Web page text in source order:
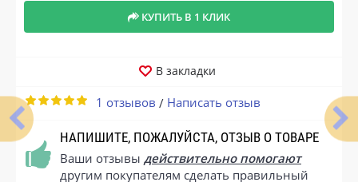
КУПИТЬ В 1 КЛИК
В закладки
1 отзывов / Написать отзыв
НАПИШИТЕ, ПОЖАЛУЙСТА, ОТЗЫВ О ТОВАРЕ
Ваши отзывы действительно помогают
другим покупателям сделать правильный